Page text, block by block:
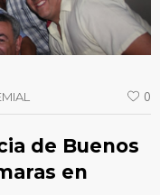
0
de Buenos
en